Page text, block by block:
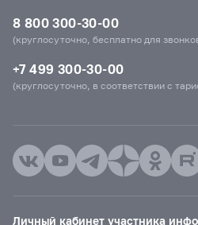
8 800 300-30-00
(круглосуточно, бесплатно для
+7 499 300-30-00
(круглосуточно, в соответствии с
Личный кабинет участника